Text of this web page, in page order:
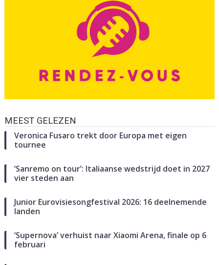
MEEST GELEZEN
Veronica Fusaro trekt door Europa met eigen
tournee
‘Sanremo on tour’: Italiaanse wedstrijd doet in 2027
vier steden aan
Junior Eurovisiesongfestival 2026: 16 deelnemende
landen
‘Supernova’ verhuist naar Xiaomi Arena, finale op 6
februari